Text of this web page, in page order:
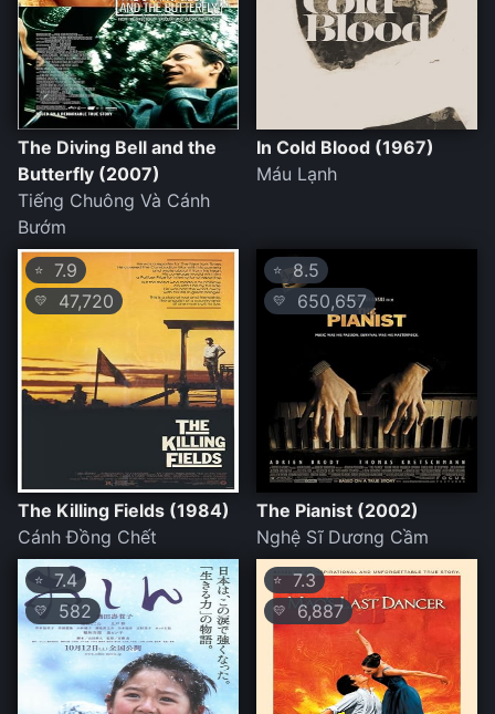
The Diving Bell and the
Butterfly (2007)
Tiếng Chuông Và Cánh
Bướm
In Cold Blood (1967)
Máu Lạnh
⭐ 7.9
💛 47,720
The Killing Fields (1984)
Cánh Đồng Chết
⭐ 8.5
💛 650,657
The Pianist (2002)
Nghệ Sĩ Dương Cầm
⭐ 7.4
💛 582
⭐ 7.3
💛 6,887